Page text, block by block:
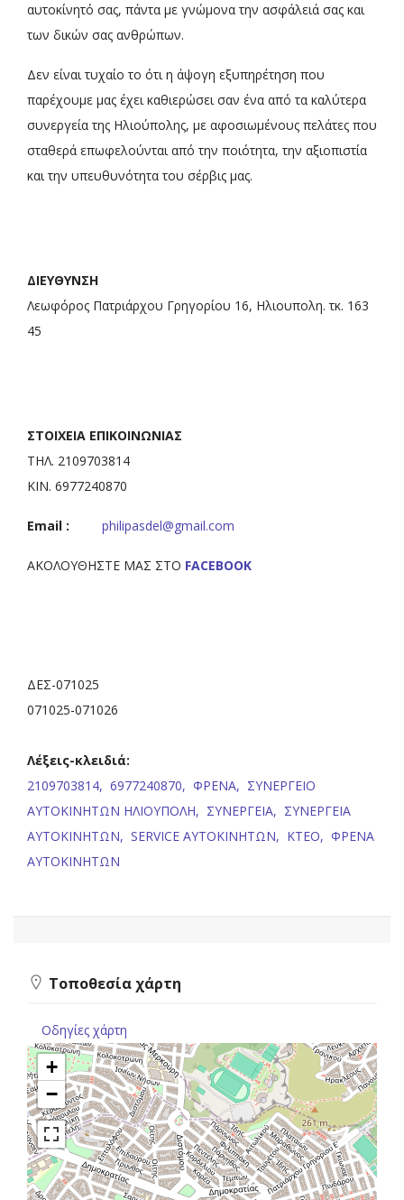
αυτοκίνητό σας, πάντα με γνώμονα την ασφάλειά σας και
των δικών σας ανθρώπων.
Δεν είναι τυχαίο το ότι η άψογη εξυπηρέτηση που
παρέχουμε μας έχει καθιερώσει σαν ένα από τα καλύτερα
συνεργεία της Ηλιούπολης, με αφοσιωμένους πελάτες που
σταθερά επωφελούνται από την ποιότητα, την αξιοπιστία
και την υπευθυνότητα του σέρβις μας.
ΔΙΕΥΘΥΝΣΗ
Λεωφόρος Πατριάρχου Γρηγορίου 16, Ηλιουπολη. τκ. 163
45
ΣΤΟΙΧΕΙΑ ΕΠΙΚΟΙΝΩΝΙΑΣ
ΤΗΛ. 2109703814
ΚΙΝ. 6977240870
Email : philipasdel@gmail.com
ΑΚΟΛΟΥΘΗΣΤΕ ΜΑΣ ΣΤΟ FACEBOOK
ΔΕΣ-071025
071025-071026
Λέξεις-κλειδιά:
2109703814, 6977240870, ΦΡΕΝΑ, ΣΥΝΕΡΓΕΙΟ
ΑΥΤΟΚΙΝΗΤΩΝ ΗΛΙΟΥΠΟΛΗ, ΣΥΝΕΡΓΕΙΑ, ΣΥΝΕΡΓΕΙΑ
ΑΥΤΟΚΙΝΗΤΩΝ, SERVICE ΑΥΤΟΚΙΝΗΤΩΝ, ΚΤΕΟ, ΦΡΕΝΑ
ΑΥΤΟΚΙΝΗΤΩΝ
Τοποθεσία χάρτη
Οδηγίες χάρτη
+
−